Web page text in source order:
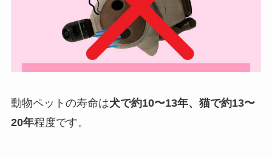
動物ペットの寿命は犬で約10〜13年、猫で約13〜
20年程度です。